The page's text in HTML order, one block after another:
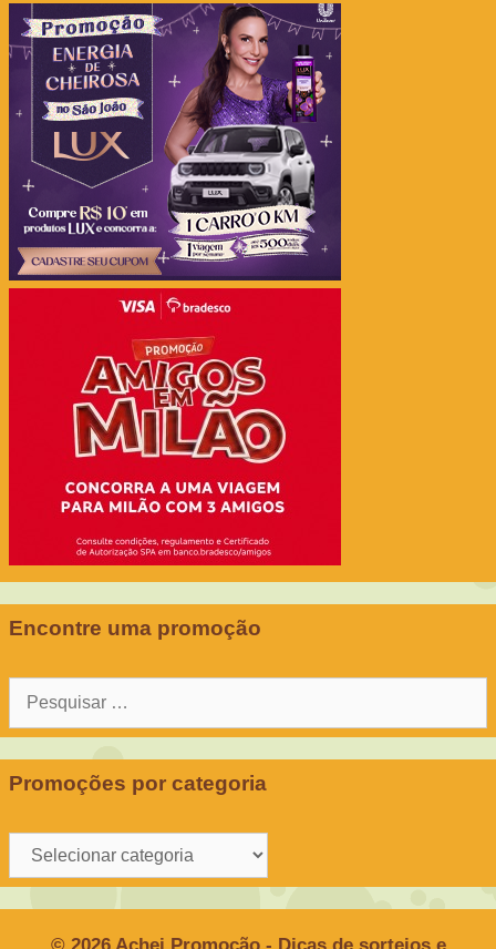
Encontre uma promoção
Promoções por categoria
Promoções
por
© 2026 Achei Promoção - Dicas de sorteios e